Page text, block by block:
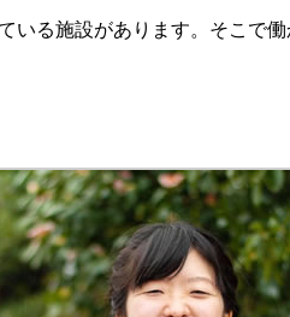
る施設があります。そこで